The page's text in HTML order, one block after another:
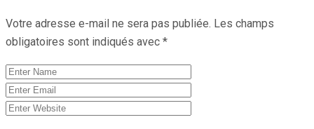
Votre adresse e-mail ne sera pas publiée. Les champs
obligatoires sont indiqués avec *